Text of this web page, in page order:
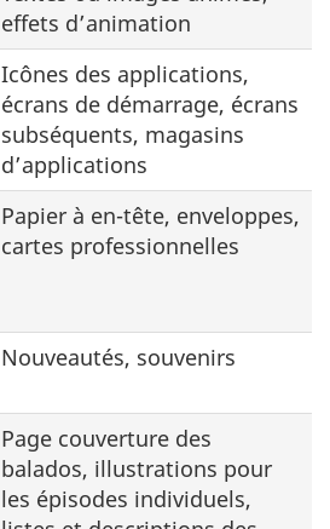
effets d’animation
Icônes des applications,
écrans de démarrage, écrans
subséquents, magasins
d’applications
Papier à en-tête, enveloppes,
cartes professionnelles
Nouveautés, souvenirs
Page couverture des
balados, illustrations pour
les épisodes individuels,